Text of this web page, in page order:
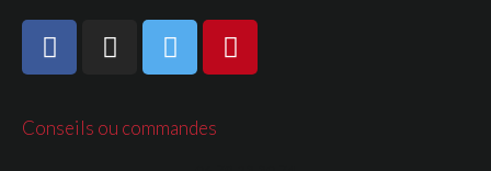
Conseils ou commandes